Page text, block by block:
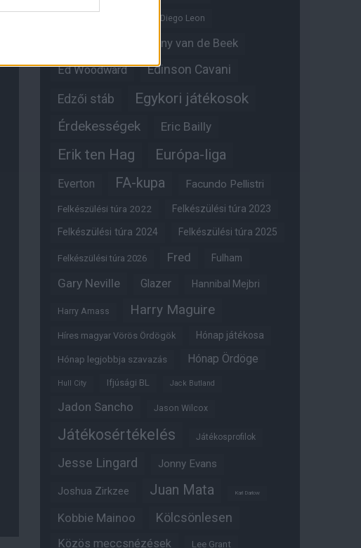
Diego Leon
Donny van de Beek
Ed Woodward
Edinson Cavani
Edzői stáb Egykori játékosok
Érdekességek Eric Bailly
Erik ten Hag Európa-liga
Everton FA-kupa Facundo Pellistri
Felkészülési túra 2022 Felkészülési túra 2023
Felkészülési túra 2024 Felkészülési túra 2025
Felkészülési túra 2026 Fred Fulham
Gary Neville Glazer Hannibal Mejbri
Harry Amass Harry Maguire
Híres magyar Vörös Ördögök Hónap játékosa
Hónap legjobbja szavazás Hónap Ördöge
Hull City Ifjúsági BL Jack Butland
Jadon Sancho Jason Wilcox
Játékosértékelés Játékosprofilok
Jesse Lingard Jonny Evans
Joshua Zirkzee Juan Mata Karl Darlow
Kobbie Mainoo Kölcsönlesen
Közös meccsnézések Lee Grant